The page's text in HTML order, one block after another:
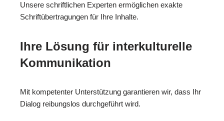
Unsere schriftlichen Experten ermöglichen exakte
Schriftübertragungen für Ihre Inhalte.
Ihre Lösung für interkulturelle
Kommunikation
Mit kompetenter Unterstützung garantieren wir, dass Ihr
Dialog reibungslos durchgeführt wird.